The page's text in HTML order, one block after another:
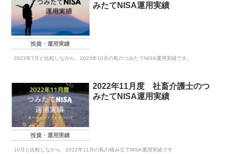
投資・運用実績
みたてNISA運用実績
2023年7月と比較しながら、2023年10月の私のつみたてNISA運用実績です。
投資・運用実績
2022年11月度 社畜介護士のつ
みたてNISA運用実績
10月と比較しながら、2022年11月の私の積み立てNISA運用実績です